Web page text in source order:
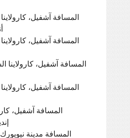
المسافة آشفيل،
المسافة آشفيل،
المسافة آشفيل، كارولاينا
المسافة آشفيل،
المسافة آشفيل،
المسافة مدينة